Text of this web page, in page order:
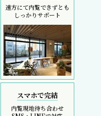
遠方にて内覧できずとも
しっかりサポート
スマホで完結
内覧現地待ち合わせ